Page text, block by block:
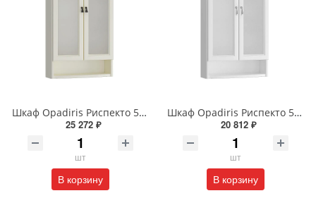
Шкаф Opadiris Риспекто 58 00-00006077 подвесной двухстворчатый слоновая кость с матовым стеклом
25 272 ₽
шт
В корзину
Шкаф Opadiris Риспекто 58 00-00006078 подвесной двухстворчатый белый матовый с матовым стеклом
20 812 ₽
шт
В корзину